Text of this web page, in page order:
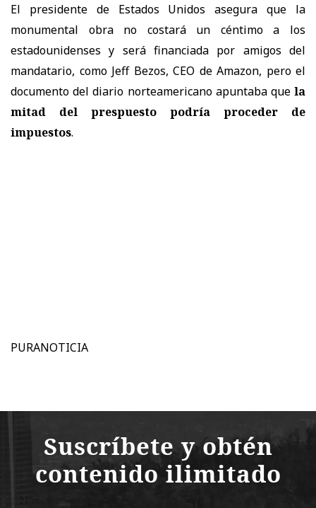
El presidente de Estados Unidos asegura que la
monumental obra no costará un céntimo a los
estadounidenses y será financiada por amigos del
mandatario, como Jeff Bezos, CEO de Amazon, pero el
documento del diario norteamericano apuntaba que la
mitad del prespuesto podría proceder de
impuestos.
PURANOTICIA